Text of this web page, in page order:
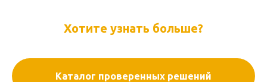
Хотите узнать больше?
Каталог проверенных решений